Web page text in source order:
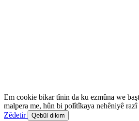
Em cookie bikar tînin da ku ezmûna we
malpera me, hûn bi polîtîkaya nehêniyê
Zêdetir
Qebûl dikim